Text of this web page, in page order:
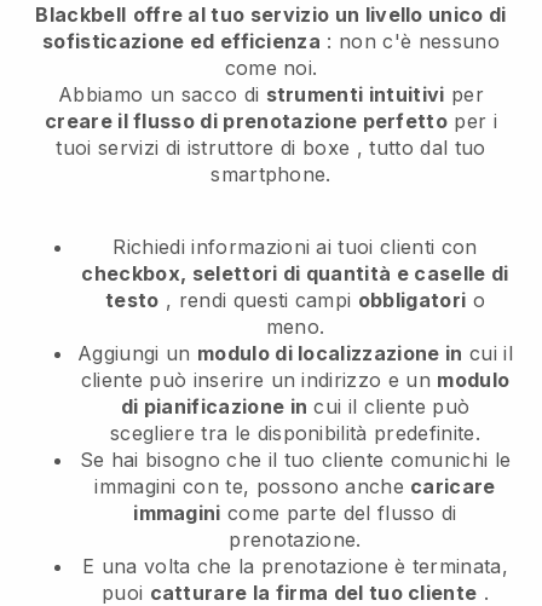
Blackbell offre al tuo servizio un livello unico di
sofisticazione ed efficienza : non c'è nessuno
come noi.
Abbiamo un sacco di strumenti intuitivi per
creare il flusso di prenotazione perfetto per i
tuoi servizi di istruttore di boxe , tutto dal tuo
smartphone.
Richiedi informazioni ai tuoi clienti con
checkbox, selettori di quantità e caselle di
testo , rendi questi campi obbligatori o
meno.
Aggiungi un modulo di localizzazione in cui il
cliente può inserire un indirizzo e un modulo
di pianificazione in cui il cliente può
scegliere tra le disponibilità predefinite.
Se hai bisogno che il tuo cliente comunichi le
immagini con te, possono anche caricare
immagini come parte del flusso di
prenotazione.
E una volta che la prenotazione è terminata,
puoi catturare la firma del tuo cliente .